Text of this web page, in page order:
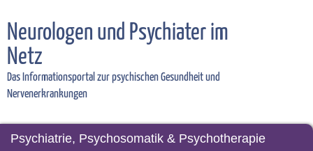
Neurologen und Psychiater im
Netz
Das Informationsportal zur psychischen Gesundheit und
Nervenerkrankungen
Psychiatrie, Psychosomatik & Psychotherapie